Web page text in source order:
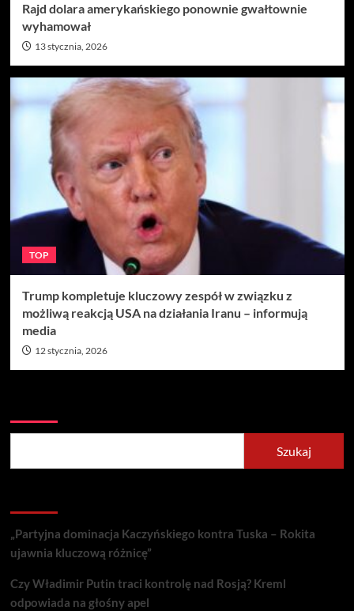
Rajd dolara amerykańskiego ponownie gwałtownie
wyhamował
13 stycznia, 2026
TOP
Trump kompletuje kluczowy zespół w związku z
możliwą reakcją USA na działania Iranu – informują
media
12 stycznia, 2026
Szukaj
„Partyjna dominacja Kaczyńskiego kontra Tuska – Rokita
ujawnia kluczową różnicę”
Czy Władimir Putin traci kontrolę nad Rosją? Kreml
odpowiada na głośny apel